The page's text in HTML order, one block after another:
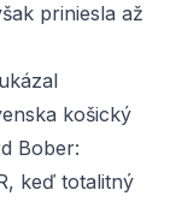
priniesla až
košický
Bober:
keď totalitný